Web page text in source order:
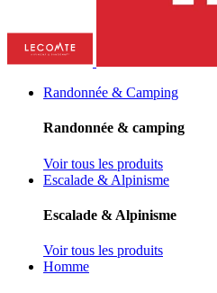
Randonnée & Camping
Randonnée & camping
Voir tous les produits
Escalade & Alpinisme
Escalade & Alpinisme
Voir tous les produits
Homme